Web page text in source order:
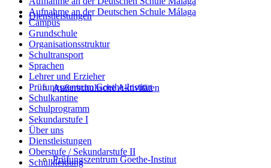
Dienstleistungen
Außerschulische Aktivitäten
Prüfungszentrum Goethe-Institut
Aufnahme an der Deutschen Schule Málaga
Campus
Grundschule
Organisationsstruktur
Schultransport
Sprachen
Lehrer und Erzieher
Prüfungszentrum Goethe-Institut
Schulkantine
Schulprogramm
Sekundarstufe I
Über uns
Dienstleistungen
Oberstufe / Sekundarstufe II
Schulkleidung